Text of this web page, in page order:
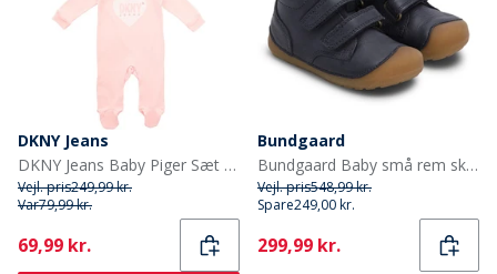
DKNY Jeans
DKNY Jeans Baby Piger Sæt Med Knude Hat Lyserød Baby Pink
Vejl. pris249,99 kr.
Var79,99 kr.
Current
69,99 kr.
Bundgaard
Bundgaard Baby små rem sko Night Sky Ws
Vejl. pris548,99 kr.
Spare249,00 kr.
Current
299,99 kr.